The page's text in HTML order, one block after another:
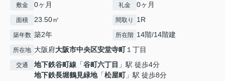
敷金 0ヶ月 礼金 0ヶ月
面積 23.50㎡ 間取り 1R
築年数 築2年 所在階 14階/14階建
所在地 大阪府大阪市中央区安堂寺町１丁目
交通 地下鉄谷町線 「谷町六丁目 」駅 徒歩4分
地下鉄長堀鶴見緑地「松屋町」駅 徒歩8分